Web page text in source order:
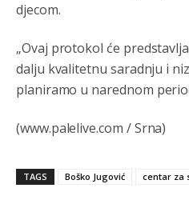
djecom.
„Ovaj protokol će
dalju kvalitetnu saradnju i
planiramo u narednom
(www.palelive.com / Srna)
TAGS Boško Jugović centar za
RS je država ako nisi znao
Анонимно2806419 4:51
nije mujo turcin, mujo ue